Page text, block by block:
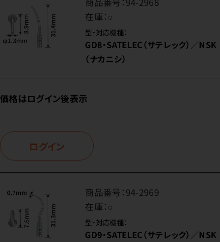
在庫：○
型・対応機種：
GD8・SATELEC（サテレック）／NSK
（ナカニシ）
価格はログイン後表示
ログイン
商品番号：94-2969
在庫：○
型・対応機種：
GD9・SATELEC（サテレック）／NSK